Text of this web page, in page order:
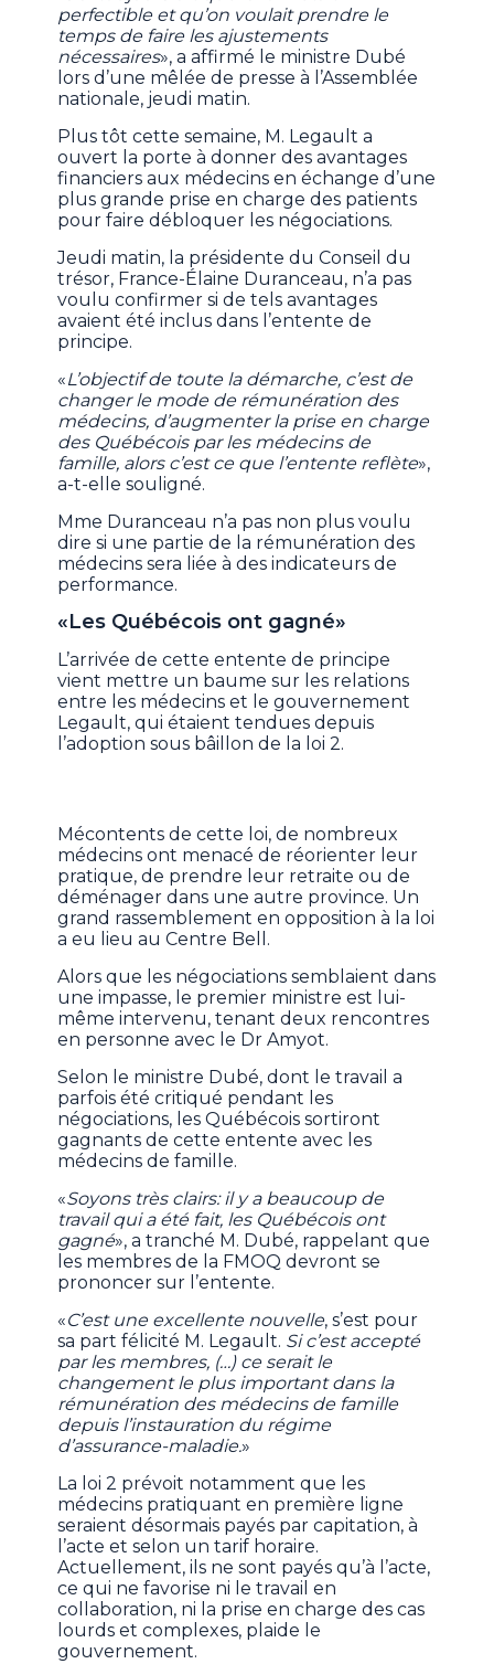
perfectible et qu’on voulait prendre le
temps de faire les ajustements
nécessaires», a affirmé le ministre Dubé
lors d’une mêlée de presse à l’Assemblée
nationale, jeudi matin.
Plus tôt cette semaine, M. Legault a
ouvert la porte à donner des avantages
financiers aux médecins en échange d’une
plus grande prise en charge des patients
pour faire débloquer les négociations.
Jeudi matin, la présidente du Conseil du
trésor, France-Élaine Duranceau, n’a pas
voulu confirmer si de tels avantages
avaient été inclus dans l’entente de
principe.
«L’objectif de toute la démarche, c’est de
changer le mode de rémunération des
médecins, d’augmenter la prise en charge
des Québécois par les médecins de
famille, alors c’est ce que l’entente reflète»,
a-t-elle souligné.
Mme Duranceau n’a pas non plus voulu
dire si une partie de la rémunération des
médecins sera liée à des indicateurs de
performance.
«Les Québécois ont gagné»
L’arrivée de cette entente de principe
vient mettre un baume sur les relations
entre les médecins et le gouvernement
Legault, qui étaient tendues depuis
l’adoption sous bâillon de la loi 2.
Mécontents de cette loi, de nombreux
médecins ont menacé de réorienter leur
pratique, de prendre leur retraite ou de
déménager dans une autre province. Un
grand rassemblement en opposition à la loi
a eu lieu au Centre Bell.
Alors que les négociations semblaient dans
une impasse, le premier ministre est lui-
même intervenu, tenant deux rencontres
en personne avec le Dr Amyot.
Selon le ministre Dubé, dont le travail a
parfois été critiqué pendant les
négociations, les Québécois sortiront
gagnants de cette entente avec les
médecins de famille.
«Soyons très clairs: il y a beaucoup de
travail qui a été fait, les Québécois ont
gagné», a tranché M. Dubé, rappelant que
les membres de la FMOQ devront se
prononcer sur l’entente.
«C’est une excellente nouvelle, s’est pour
sa part félicité M. Legault. Si c’est accepté
par les membres, (…) ce serait le
changement le plus important dans la
rémunération des médecins de famille
depuis l’instauration du régime
d’assurance-maladie.»
La loi 2 prévoit notamment que les
médecins pratiquant en première ligne
seraient désormais payés par capitation, à
l’acte et selon un tarif horaire.
Actuellement, ils ne sont payés qu’à l’acte,
ce qui ne favorise ni le travail en
collaboration, ni la prise en charge des cas
lourds et complexes, plaide le
gouvernement.